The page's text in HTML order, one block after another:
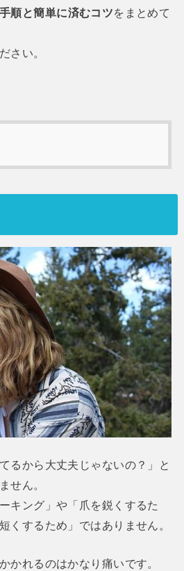
順と簡単に済むコツをまとめて
さい。
るから大丈夫じゃないの？」と
せん。
キング」や「爪を鋭くするた
くするため」ではありません。
かれるのはかなり痛いです。